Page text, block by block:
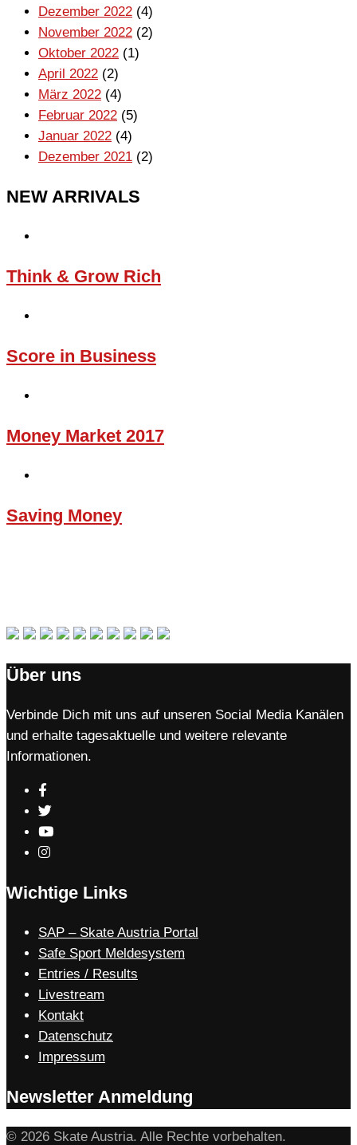
Dezember 2022 (4)
November 2022 (2)
Oktober 2022 (1)
April 2022 (2)
März 2022 (4)
Februar 2022 (5)
Januar 2022 (4)
Dezember 2021 (2)
NEW ARRIVALS
Think & Grow Rich
Score in Business
Money Market 2017
Saving Money
Über uns
Verbinde Dich mit uns auf unseren Social Media Kanälen
und erhalte tagesaktuelle und weitere relevante
Informationen.
Wichtige Links
SAP – Skate Austria Portal
Safe Sport Meldesystem
Entries / Results
Livestream
Kontakt
Datenschutz
Impressum
Newsletter Anmeldung
© 2026 Skate Austria. Alle Rechte vorbehalten.